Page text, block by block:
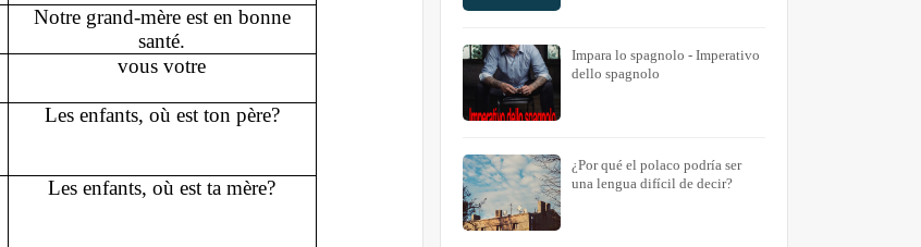
Notre grand-mère est en bonne
santé.
vous votre
Les enfants, où est ton père?
Les enfants, où est ta mère?
Impara lo spagnolo - Imperativo
dello spagnolo
¿Por qué el polaco podría ser
una lengua difícil de decir?